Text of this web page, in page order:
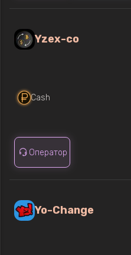
Yzex-co
Cash
Оператор
Yo-Change